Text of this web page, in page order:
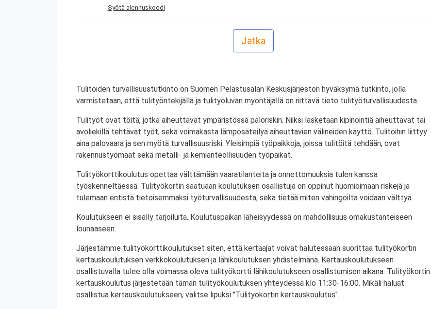
Syötä alennuskoodi
Tulitöiden turvallisuustutkinto on Suomen Pelastusalan Keskusjärjestön hyväksymä tutkinto, jolla
varmistetaan, että tulityöntekijällä ja tulityöluvan myöntäjällä on riittävä tieto tulityöturvallisuudesta.
Tulityöt ovat töitä, jotka aiheuttavat ympäristössä paloriskin. Niiksi lasketaan kipinöintiä aiheuttavat tai
avoliekillä tehtävät työt, sekä voimakasta lämpösäteilyä aiheuttavien välineiden käyttö. Tulitöihin liittyy
aina palovaara ja sen myötä turvallisuusriski. Yleisimpiä työpaikkoja, joissa tulitöitä tehdään, ovat
rakennustyömaat sekä metalli- ja kemianteollisuuden työpaikat.
Tulityökorttikoulutus opettaa välttämään vaaratilanteita ja onnettomuuksia tulen kanssa
työskenneltäessä. Tulityökortin saatuaan koulutuksen osallistuja on oppinut huomioimaan riskejä ja
tulemaan entistä tietoisemmaksi työturvallisuudesta, sekä tietää miten vahingoilta voidaan välttyä.
Koulutukseen ei sisälly tarjoiluita. Koulutuspaikan läheisyydessä on mahdollisuus omakustanteiseen
lounaaseen.
Järjestämme tulityökorttikoulutukset siten, että kertaajat voivat halutessaan suorittaa tulityökortin
kertauskoulutuksen verkkokoulutuksen ja lähikoulutuksen yhdistelmänä. Kertauskoulutukseen
osallistuvalla tulee olla voimassa oleva tulityökortti lähikoulutukseen osallistumisen aikana. Tulityökortin
kertauskoulutus järjestetään tämän tulityökoulutuksen yhteydessä klo 11:30-16:00. Mikäli haluat
osallistua kertauskoulutukseen, valitse lipuksi "Tulityökortin kertauskoulutus".